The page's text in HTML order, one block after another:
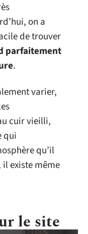
on a
de trouver
parfaitement
.
varier,
cuir vieilli,
qui
qu’il
existe même
le site